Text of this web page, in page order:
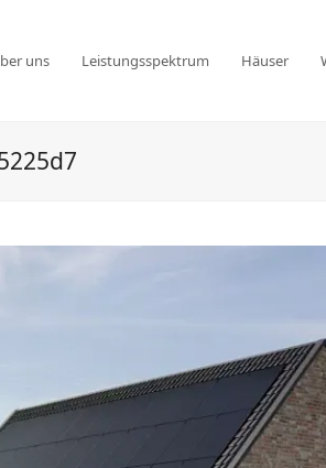
uns Leistungsspektrum Häuser